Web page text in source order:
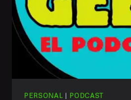
PERSONAL | PODCAST